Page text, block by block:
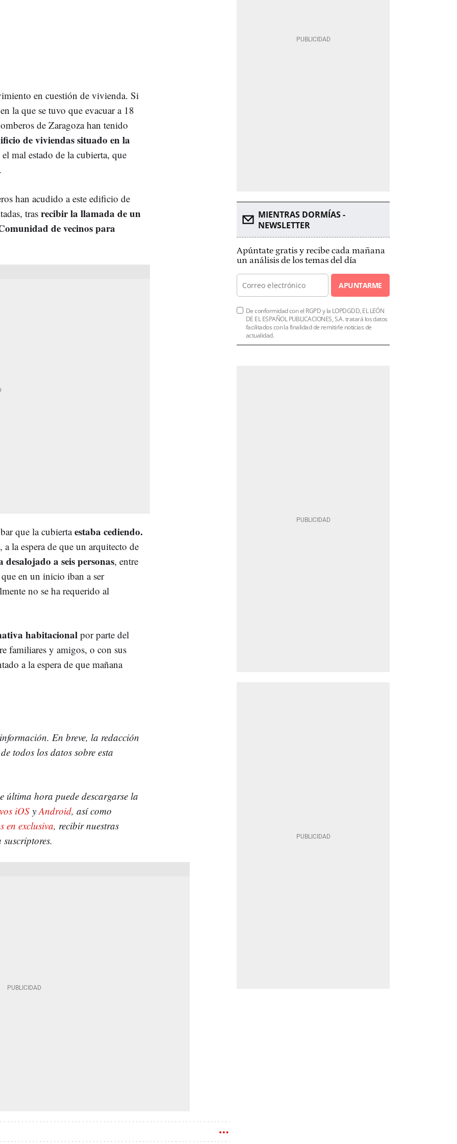
en cuestión de vivienda. Si
la que se tuvo que evacuar a 18
de Zaragoza han tenido
de viviendas situado en la
mal estado de la cubierta, que
han acudido a este edificio de
tras recibir la llamada de un
de vecinos para
que la cubiertaestaba cediendo.
la espera de que un arquitecto de
desalojado a seis personas, entre
en un inicio iban a ser
no se ha requerido al
habitacional por parte del
familiares y amigos, o con sus
a la espera de que mañana
En breve, la redacción
todos los datos sobre esta
última hora puede descargarse la
iOS y Android, así como
en exclusiva, recibir nuestras
MIENTRAS DORMÍAS -
NEWSLETTER
Apúntate gratis y recibe cada mañana
un análisis de los temas del día
APUNTARME
De conformidad con el RGPD y la LOPDGDD, EL LEÓN
DE EL ESPAÑOL PUBLICACIONES, S.A. tratará los datos
facilitados con la finalidad de remitirle noticias de
actualidad.